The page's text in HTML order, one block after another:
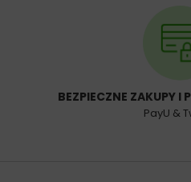
BEZPIECZNE ZAKUPY I
PayU &